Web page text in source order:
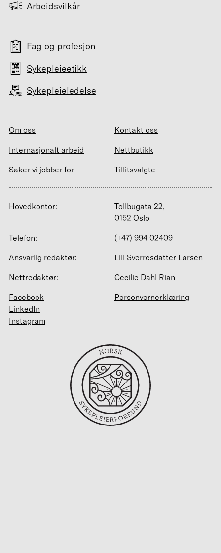
Arbeidsvilkår
Fag og profesjon
Sykepleieetikk
Sykepleieledelse
Om oss
Kontakt oss
Internasjonalt arbeid
Nettbutikk
Saker vi jobber for
Tillitsvalgte
Hovedkontor:
Tollbugata 22,
0152 Oslo
Telefon:
(+47) 994 02409
Ansvarlig redaktør:
Lill Sverresdatter Larsen
Nettredaktør:
Cecilie Dahl Rian
Facebook
LinkedIn
Instagram
Personvernerklæring